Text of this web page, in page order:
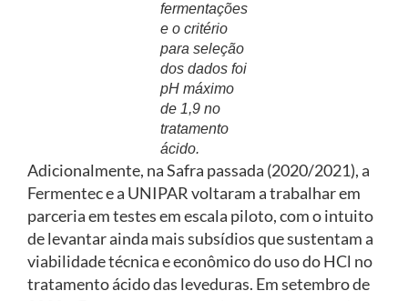
fermentações
e o critério
para seleção
dos dados foi
pH máximo
de 1,9 no
tratamento
ácido.
Adicionalmente, na Safra passada (2020/2021), a
Fermentec e a UNIPAR voltaram a trabalhar em
parceria em testes em escala piloto, com o intuito
de levantar ainda mais subsídios que sustentam a
viabilidade técnica e econômico do uso do HCl no
tratamento ácido das leveduras. Em setembro de